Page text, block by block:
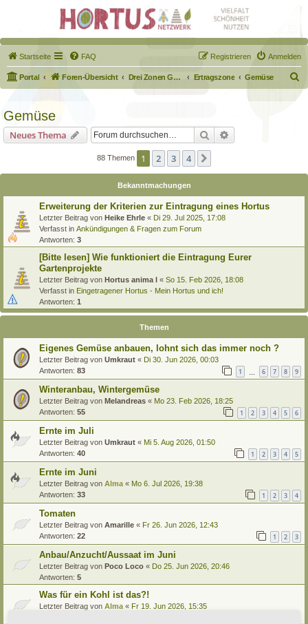
Startseite FAQ Anmelden
Registrieren
Portal Foren-Übersicht Drei Zonen Garten Ertragszone Gemüse
u
Gemüse
Neues Thema Suche
88 Themen 1 2 3 4
Bekanntmachungen
Erweiterung der Kriterien zur Eintragung eines Hortus
Letzter Beitrag von Heike Ehrle « Di 29. Jul 2025, 17:08
Verfasst in Ankündigungen & Fragen zum Forum
Antworten: 3
[Bitte lesen] Wie funktioniert die Eintragung Eurer
Gartenprojekte
Letzter Beitrag von Hortus anima l « So 15. Feb 2026, 18:08
Verfasst in Eingetragener Hortus - Mein Hortus und ich!
Antworten: 1
Themen
Eigenes Gemüse anbauen, lohnt sich das immer noch ?
Letzter Beitrag von Umkraut « Di 30. Jun 2026, 00:03
Antworten: 83 1 6 7 8 9
Winteranbau, Wintergemüse
Letzter Beitrag von Melandreas « Mo 23. Feb 2026, 18:25
Antworten: 55 1 2 3 4 5 6
Ernte im Juli
Letzter Beitrag von Umkraut « Mi 5. Aug 2026, 01:50
Antworten: 40 1 2 3 4 5
Ernte im Juni
Letzter Beitrag von Alma « Mo 6. Jul 2026, 19:38
Antworten: 33 1 2 3 4
Tomaten
Letzter Beitrag von Amarille « Fr 26. Jun 2026, 12:43
Antworten: 22 1 2 3
Anbau/Anzucht/Aussaat im Juni
Letzter Beitrag von Poco Loco « Do 25. Jun 2026, 20:46
Antworten: 5
Was für ein Kohl ist das?!
Letzter Beitrag von Alma « Fr 19. Jun 2026, 15:35